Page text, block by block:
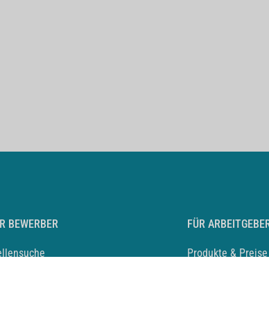
BEWERBER FÜR
Produkte & Preise